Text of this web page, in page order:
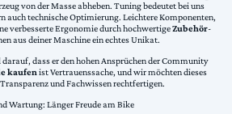
von der Masse abheben. Tuning bedeutet bei uns
auch technische Optimierung. Leichtere Komponenten,
verbesserte Ergonomie durch hochwertigeZubehör-
aus deiner Maschine ein echtes Unikat.
dass er den hohen Ansprüchen der Community
kaufen ist Vertrauenssache, und wir möchten dieses
und Fachwissen rechtfertigen.
Wartung: Länger Freude am Bike